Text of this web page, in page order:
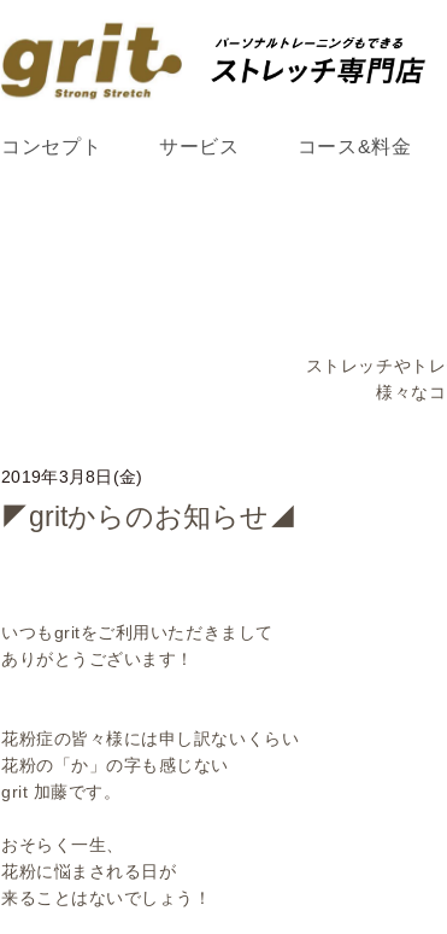
コンセプト サービス コース&料金
ストレッチやト
様々な
2019年3月8日(金)
◤gritからのお知らせ◢
いつもgritをご利用いただきまして
ありがとうございます！
花粉症の皆々様には申し訳ないくらい
花粉の「か」の字も感じない
grit 加藤です。
おそらく一生、
花粉に悩まされる日が
来ることはないでしょう！